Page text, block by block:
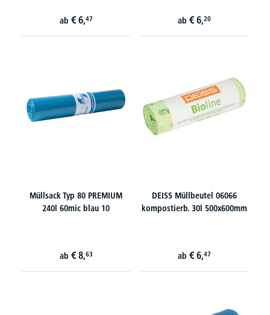
ab € 6,47 ab € 6,20
Müllsack Typ 80 PREMIUM
240l 60mic blau 10
ab € 8,63
DEISS Müllbeutel 06066
kompostierb. 30l 500x600mm
ab € 6,47